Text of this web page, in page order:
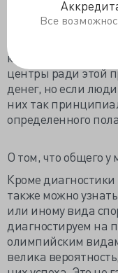
Все
виде спорта. Но во
нет, и клиники в
которые уезжали в
центры ради этой
денег, но если
них так
определенного
О том, что общего у
Кроме
также можно
или иному вида
диагностируем на
олимпийским
велика